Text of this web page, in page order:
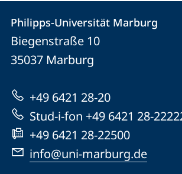
Kontakt
und
Informationen
zur
Website
Kontaktinformationen
Philipps-
Universität
Marburg
Philipps-Universität Marburg
Biegenstraße 10
35037 Marburg
+49 6421 28-20
Stud-i-fon +49 6421 28-
+49 6421 28-22500
info@uni-marburg.de